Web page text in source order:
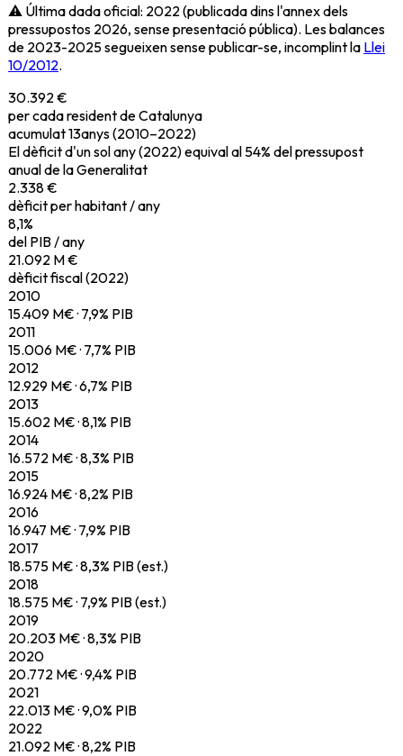
⚠ Última dada oficial: 2022 (publicada dins l'annex dels
pressupostos 2026, sense presentació pública). Les balances
de 2023-2025 segueixen sense publicar-se, incomplint la Llei
10/2012.
30.392 €
per cada resident de Catalunya
acumulat13anys (2010–2022)
El dèficit d'un sol any (2022) equival al 54% del pressupost
anual de la Generalitat
2.338€
dèficit per habitant / any
8,1%
del PIB / any
21.092 M €
dèficit fiscal (2022)
2010
15.409 M€ · 7,9% PIB
2011
15.006 M€ · 7,7% PIB
2012
12.929 M€ ·6,7% PIB
2013
15.602 M€ ·8,1% PIB
2014
16.572 M€ ·8,3% PIB
2015
16.924 M€ ·8,2% PIB
2016
16.947 M€ · 7,9% PIB
2017
18.575 M€ ·8,3% PIB(est.)
2018
18.575 M€ · 7,9% PIB(est.)
2019
20.203 M€ ·8,3% PIB
2020
20.772 M€ ·9,4% PIB
2021
22.013 M€ ·9,0% PIB
2022
21.092 M€ ·8,2% PIB